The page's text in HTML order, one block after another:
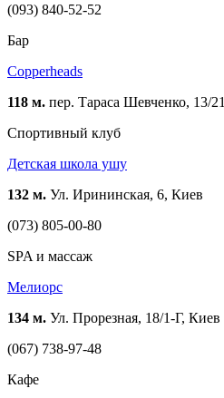
(093) 840-52-52
Бар
Copperheads
118 м. пер. Тараса Шевченко, 13/21
Спортивный клуб
Детская школа ушу
132 м. Ул. Ирининская, 6, Киев
(073) 805-00-80
SPA и массаж
Мелиорс
134 м. Ул. Прорезная, 18/1-Г, Киев
(067) 738-97-48
Кафе